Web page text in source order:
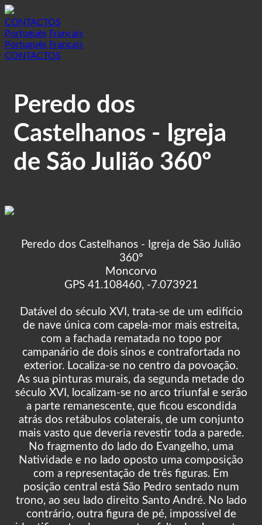
CONTACTOS
Português Français
Português Français
CONTACTOS
Peredo dos
Castelhanos - Igreja
de São Julião 360º
Peredo dos Castelhanos - Igreja de São Julião
360º
Moncorvo
GPS 41.108460, -7.073921
Datável do século XVI, trata-se de um edifício
de nave única com capela-mor mais estreita,
com a fachada rematada no topo por
campanário de dois sinos e contrafortada no
exterior. Localiza-se no centro da povoação.
As sua pinturas murais, da segunda metade do
século XVI, localizam-se no arco triunfal e serão
a parte remanescente, que ficou escondida
atrás dos retábulos colaterais, de um conjunto
mais vasto que deveria revestir toda a parede.
No fragmento do lado do Evangelho, uma
Natividade e no lado oposto uma composição
com a representação de três figuras. Em
posição central está São Pedro sentado num
trono, ao seu lado direito Santo André. No lado
contrário, outra figura de pé, impossível de